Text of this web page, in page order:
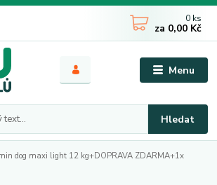
Menu
Hledat
0 ks
za 0,00 Kč
dog maxi light 12 kg+DOPRAVA ZDARMA+1x